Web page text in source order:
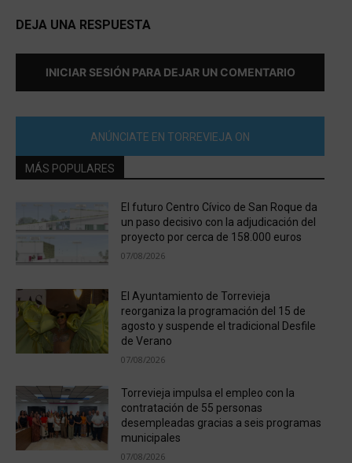
DEJA UNA RESPUESTA
INICIAR SESIÓN PARA DEJAR UN COMENTARIO
ANÚNCIATE EN TORREVIEJA ON
MÁS POPULARES
El futuro Centro Cívico de San Roque da
un paso decisivo con la adjudicación del
proyecto por cerca de 158.000 euros
07/08/2026
El Ayuntamiento de Torrevieja
reorganiza la programación del 15 de
agosto y suspende el tradicional Desfile
de Verano
07/08/2026
Torrevieja impulsa el empleo con la
contratación de 55 personas
desempleadas gracias a seis programas
municipales
07/08/2026